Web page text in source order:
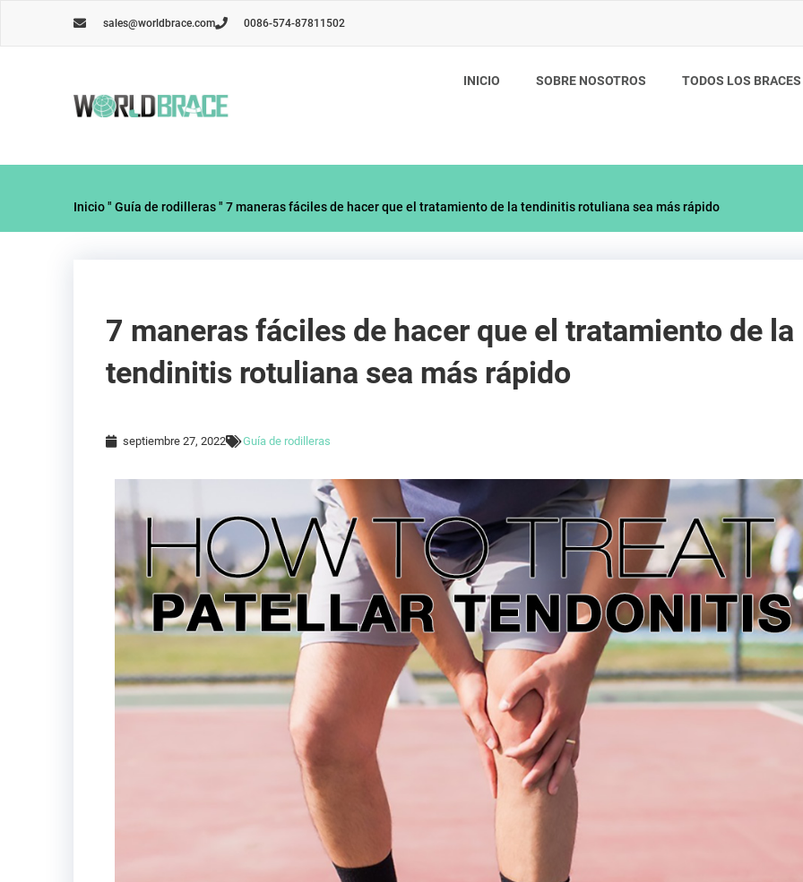
sales@worldbrace.com 0086-574-87811502
INICIO SOBRE NOSOTROS TODOS LOS BRACES
Inicio" Guía de rodilleras" 7 maneras fáciles de hacer que el tratamiento de la tendinitis rotuliana sea más rápido
7 maneras fáciles de hacer que el tratamiento de la
tendinitis rotuliana sea más rápido
septiembre 27, 2022 Guía de rodilleras